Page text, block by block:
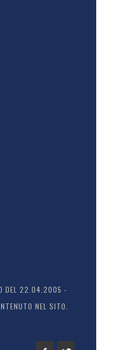
DEL 22.04.2005 -
NEL SITO.